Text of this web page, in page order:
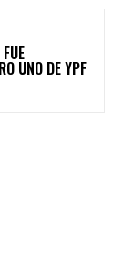
UNO DE YPF